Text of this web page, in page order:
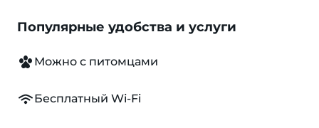
Популярные удобства и услуги
Можно с питомцами
Бесплатный Wi-Fi